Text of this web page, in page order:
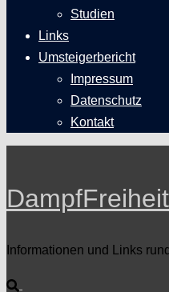
Studien
Links
Umsteigerbericht
Impressum
Datenschutz
Kontakt
DampfFreiheit
Informationen und Links
Suche